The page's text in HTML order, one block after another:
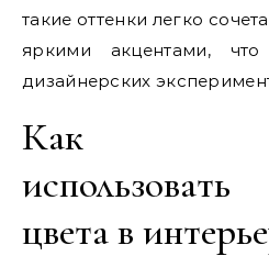
такие оттенки легко
яркими акцентами,
дизайнерских
Как
цвета в